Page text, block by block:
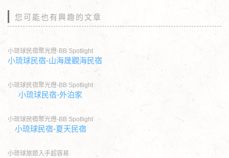
您可能也有興趣的文章
小琉球民宿聚光燈-BB Spotlight
小琉球民宿-山海晟觀海民宿
小琉球民宿聚光燈-BB Spotlight
小琉球民宿-外泊家
小琉球民宿聚光燈-BB Spotlight
小琉球民宿-夏天民宿
小琉球旅遊入手超容易